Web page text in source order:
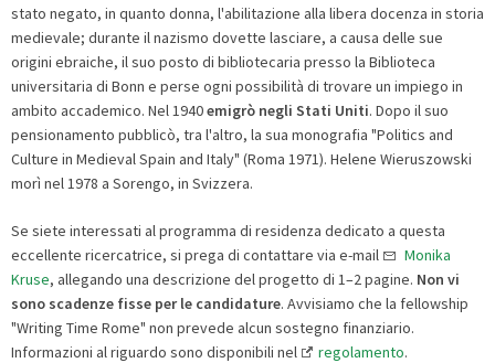
stato negato, in quanto donna, l'abilitazione alla libera docenza in storia
medievale; durante il nazismo dovette lasciare, a causa delle sue
origini ebraiche, il suo posto di bibliotecaria presso la Biblioteca
universitaria di Bonn e perse ogni possibilità di trovare un impiego in
ambito accademico. Nel 1940emigrò negli Stati Uniti. Dopo il suo
pensionamento pubblicò, tra l'altro, la sua monografia "Politics and
Culture in Medieval Spain and Italy" (Roma 1971). Helene Wieruszowski
morì nel 1978 a Sorengo, in Svizzera.
Se siete interessati al programma di residenza dedicato a questa
eccellente ricercatrice, si prega di contattare via e-mail
Monika
Kruse, allegando una descrizione del progetto di 1–2 pagine. Non vi
sono scadenze fisse per le candidature. Avvisiamo che la fellowship
"Writing Time Rome" non prevede alcun sostegno finanziario.
Informazioni al riguardo sono disponibili nel
regolamento.